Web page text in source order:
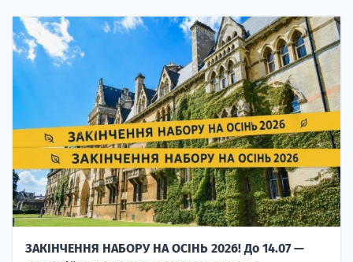
ЗАКІНЧЕННЯ НАБОРУ НА ОСІНЬ 2026! До 14.07 —